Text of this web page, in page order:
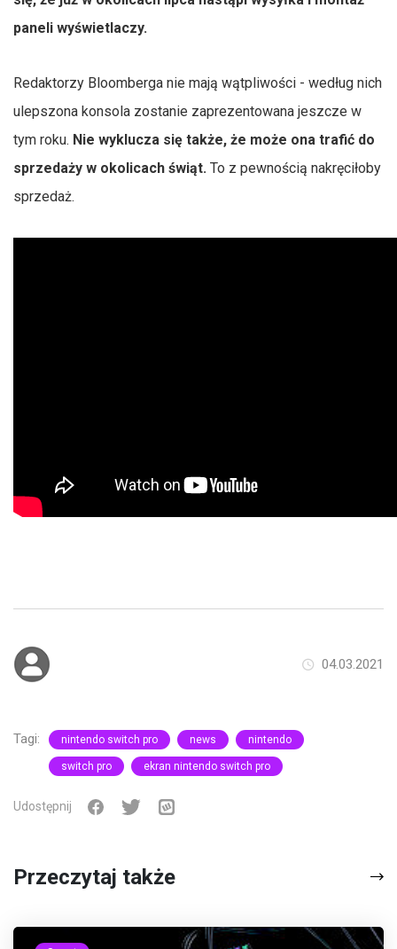
paneli wyświetlaczy.
Redaktorzy Bloomberga nie mają wątpliwości - według nich
ulepszona konsola zostanie zaprezentowana jeszcze w
tym roku. Nie wyklucza się także, że może ona trafić do
sprzedaży w okolicach świąt. To z pewnością nakręciłoby
sprzedaż.
04.03.2021
Tagi: nintendo switch pro news nintendo
switch pro ekran nintendo switch pro
Udostępnij
Przeczytaj także